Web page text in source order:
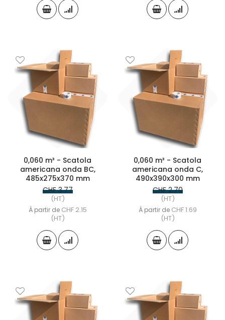
0,060 m³ - Scatola
americana onda BC,
485x275x370 mm
CHF 3.77
(HT)
À partir de CHF 2.15
(HT)
0,060 m³ - Scatola
americana onda C,
490x390x300 mm
CHF 2.70
(HT)
À partir de CHF 1.69
(HT)